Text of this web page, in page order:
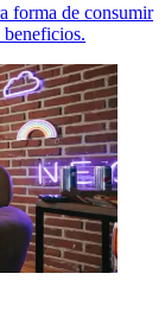
forma de consumir